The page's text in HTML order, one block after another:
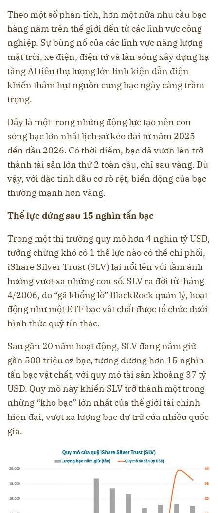
Theo một số phân tích, hơn một nửa nhu cầu bạc
hàng năm trên thế giới đến từ các lĩnh vực công
nghiệp. Sự bùng nổ của các lĩnh vực năng lượng
mặt trời, xe điện, điện tử và làn sóng xây dựng hạ
tầng AI tiêu thụ lượng lớn linh kiện dẫn điện
khiến thâm hụt nguồn cung bạc ngày càng trầm
trọng.
Đây là một trong những động lực tạo nên con
sóng bạc lớn nhất lịch sử kéo dài từ năm 2025
đến đầu 2026. Có thời điểm, bạc đã vươn lên trở
thành tài sản lớn thứ 2 toàn cầu, chỉ sau vàng. Dù
vậy, với đặc tính đầu cơ rõ rệt, biến động của bạc
thường mạnh hơn vàng.
Thế lực đứng sau 15 nghìn tấn bạc
Trong một thị trường quy mô hơn 4 nghìn tỷ USD,
tưởng chừng khó có 1 thế lực nào có thể chi phối,
iShare Silver Trust (SLV) lại nổi lên với tầm ảnh
hưởng vượt xa những con số. SLV ra đời từ tháng
4/2006, do “gã khổng lồ” BlackRock quản lý, hoạt
động như một ETF bạc vật chất được tổ chức dưới
hình thức quỹ tín thác.
Sau gần 20 năm hoạt động, SLV đang nắm giữ
gần 500 triệu oz bạc, tương đương hơn 15 nghìn
tấn bạc vật chất, với quy mô tài sản khoảng 37 tỷ
USD. Quy mô này khiến SLV trở thành một trong
những “kho bạc” lớn nhất của thế giới tài chính
hiện đại, vượt xa lượng bạc dự trữ của nhiều quốc
gia.